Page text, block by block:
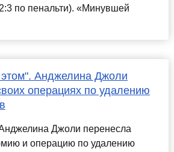
по пенальти). «Минувшей
Анджелина Джоли
операциях по удалению
Джоли перенесла
и операцию по удалению